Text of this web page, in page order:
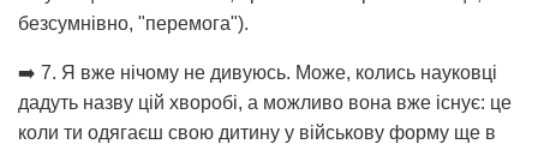
безсумнівно, "перемога").
➡️ 7. Я вже нічому не дивуюсь. Може, колись науковці
дадуть назву цій хворобі, а можливо вона вже існує: це
коли ти одягаєш свою дитину у військову форму ще в